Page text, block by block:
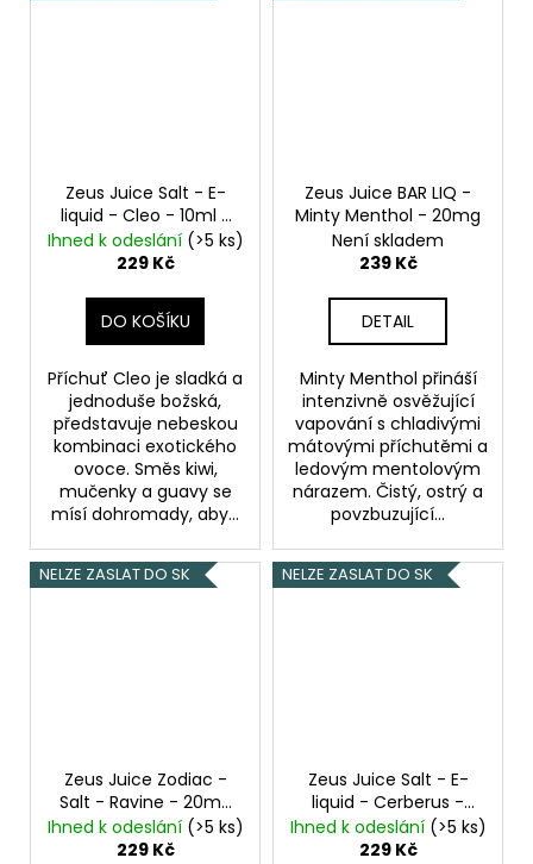
Zeus Juice Salt - E-
liquid - Cleo - 10ml -
20mg
Ihned k odeslání (>5 ks)
229 Kč
DO KOŠÍKU
Příchuť Cleo je sladká a
jednoduše božská,
představuje nebeskou
kombinaci exotického
ovoce. Směs kiwi,
mučenky a guavy se
mísí dohromady, aby...
Zeus Juice BAR LIQ -
Minty Menthol - 20mg
Není skladem
239 Kč
DETAIL
Minty Menthol přináší
intenzivně osvěžující
vapování s chladivými
mátovými příchutěmi a
ledovým mentolovým
nárazem. Čistý, ostrý a
povzbuzující...
NELZE ZASLAT DO SK
Zeus Juice Zodiac -
Salt - Ravine - 20mg
Jahoda, Kiwi
Ihned k odeslání (>5 ks)
229 Kč
NELZE ZASLAT DO SK
Zeus Juice Salt - E-
liquid - Cerberus -
10ml - 20mg
Ihned k odeslání (>5 ks)
229 Kč